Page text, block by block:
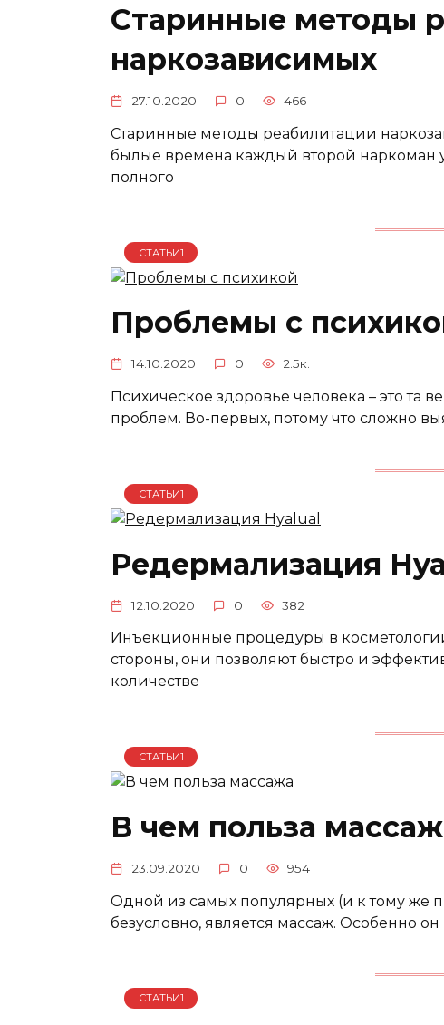
Старинные методы
наркозависимых
27.10.2020 0 466
Старинные методы реабилитации
былые времена каждый второй наркоман
полного
СТАТЬИ1
Проблемы с
14.10.2020 0 2.5к.
Психическое здоровье человека – это та
проблем. Во-первых, потому что сложно
СТАТЬИ1
Редермализация
12.10.2020 0 382
Инъекционные процедуры в
стороны, они позволяют быстро и
количестве
СТАТЬИ1
В чем польза
23.09.2020 0 954
Одной из самых популярных (и к тому же
безусловно, является массаж. Особенно
СТАТЬИ1